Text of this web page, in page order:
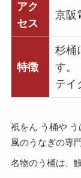
アク
セス
京阪
特徴
杉桶
す。
テイ
祇をん う桶や
風のうなぎの専
名物のう桶は、